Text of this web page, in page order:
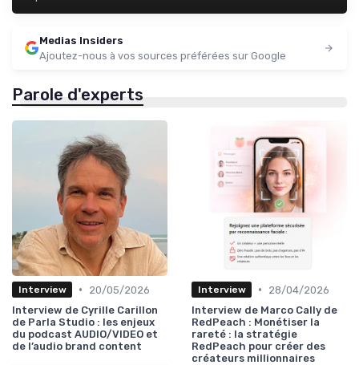
Medias Insiders
Ajoutez-nous à vos sources préférées sur Google
Parole d'experts
Interview •
20/05/2026
Interview de Cyrille Carillon
de Parla Studio : les enjeux
du podcast AUDIO/VIDEO et
de l’audio brand content
Interview •
28/04/2026
Interview de Marco Cally de
RedPeach : Monétiser la
rareté : la stratégie
RedPeach pour créer des
créateurs millionnaires